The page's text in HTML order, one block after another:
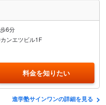
6分
ンエツビル1F
料金を知りたい
進学塾サインワンの詳細を見る